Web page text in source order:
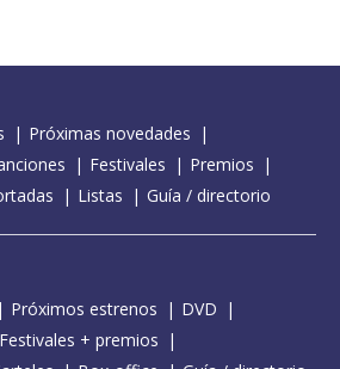
Próximas novedades
Festivales
Premios
Listas Guía / directorio
Próximos estrenos
DVD
Festivales + premios